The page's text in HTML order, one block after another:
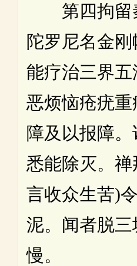
第四拘留
陀罗尼名金
能疗治三界
恶烦恼疮疣
障及以报障
悉能除灭。
言收众生苦)
泥。闻者脱
慢。